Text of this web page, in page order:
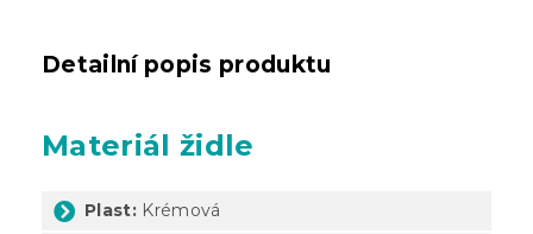
Detailní popis produktu
Materiál židle
Plast: Krémová